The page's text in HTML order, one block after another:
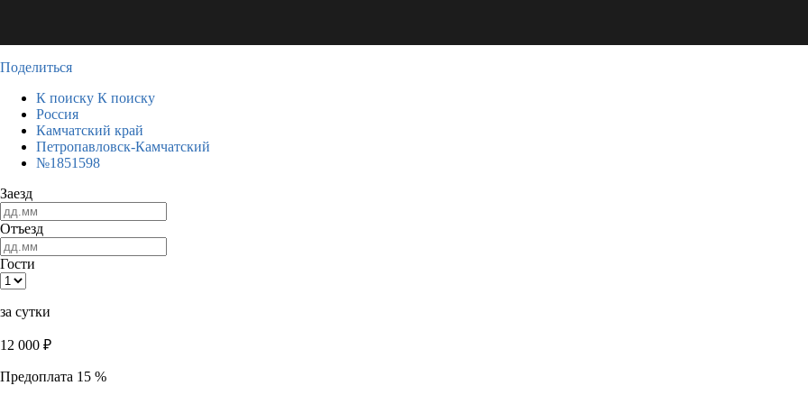
Поделиться
К поиску К поиску
Россия
Камчатский край
Петропавловск-Камчатский
№1851598
Заезд
Отъезд
Гости
за сутки
12 000 ₽
Предоплата 15 %